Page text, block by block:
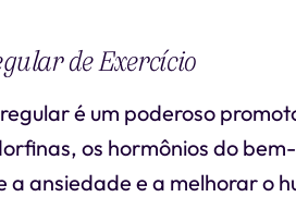
de Exercício
é um poderoso
os hormônios do
a ansiedade e a melhorar o